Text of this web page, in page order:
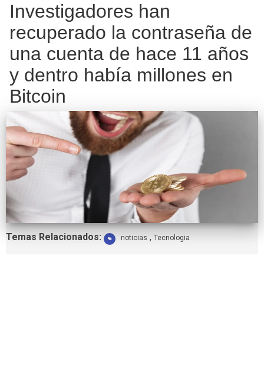
Investigadores han
recuperado la contraseña de
una cuenta de hace 11 años
y dentro había millones en
Bitcoin
Temas Relacionados: Etiquetas:
noticias , Tecnologia